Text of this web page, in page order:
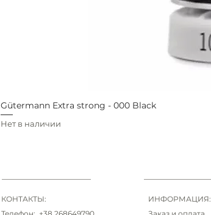
Gütermann Extra strong - 000 Black
Нет в наличии
КОНТАКТЫ:
ИНФОРМАЦИЯ: